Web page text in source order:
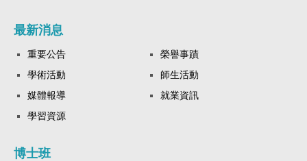
最新消息
重要公告
榮譽事蹟
學術活動
師生活動
媒體報導
就業資訊
學習資源
博士班